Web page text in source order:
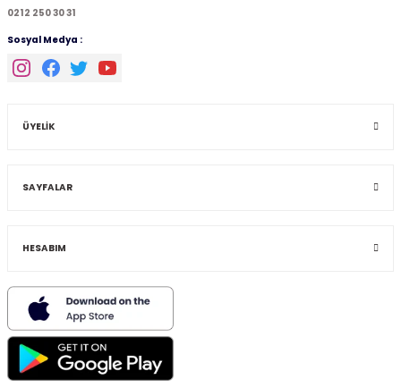
0212 250 30 31
Sosyal Medya :
ÜYELİK
SAYFALAR
HESABIM